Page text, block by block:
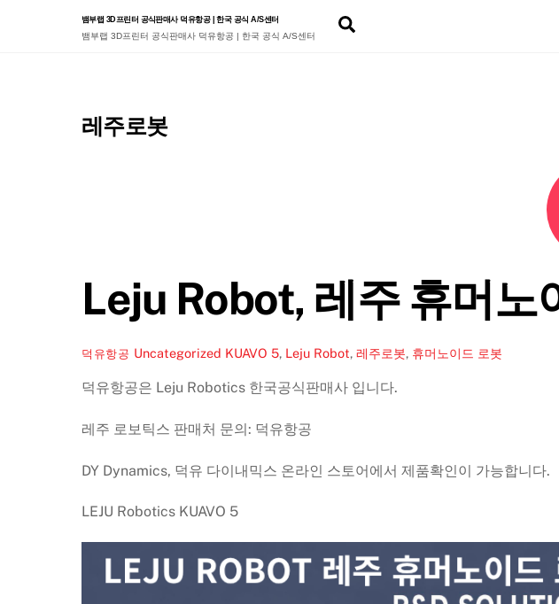
뱀부랩 3D프린터 공식판매사 덕유항공 | 한국 공식 A/S센터
뱀부랩 3D프린터 공식판매사 덕유항공 | 한국 공식 A/S센터
레주로봇
Leju Robot, 레주 휴머노
덕유항공 Uncategorized KUAVO 5, Leju Robot, 레주로봇, 휴머노이드 로봇
덕유항공은 Leju Robotics 한국공식판매사 입니다.
레주 로보틱스 판매처 문의: 덕유항공
DY Dynamics, 덕유 다이내믹스 온라인 스토어에서 제품확인이 가능합니다.
LEJU Robotics KUAVO 5